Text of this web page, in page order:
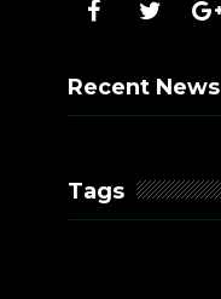
Recent News
Tags